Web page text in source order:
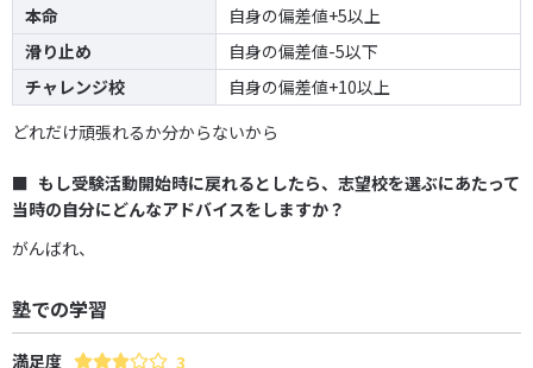
本命
自身の偏差値+5以上
滑り止め
自身の偏差値-5以下
チャレンジ校
自身の偏差値+10以上
どれだけ頑張れるか分からないから
もし受験活動開始時に戻れるとしたら、志望校を選ぶにあたって
当時の自分にどんなアドバイスをしますか？
がんばれ、
塾での学習
満足度 3